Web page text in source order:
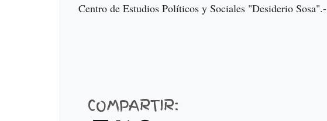
Centro de Estudios Políticos y Sociales "Desiderio Sosa".-
COMPARTIR: